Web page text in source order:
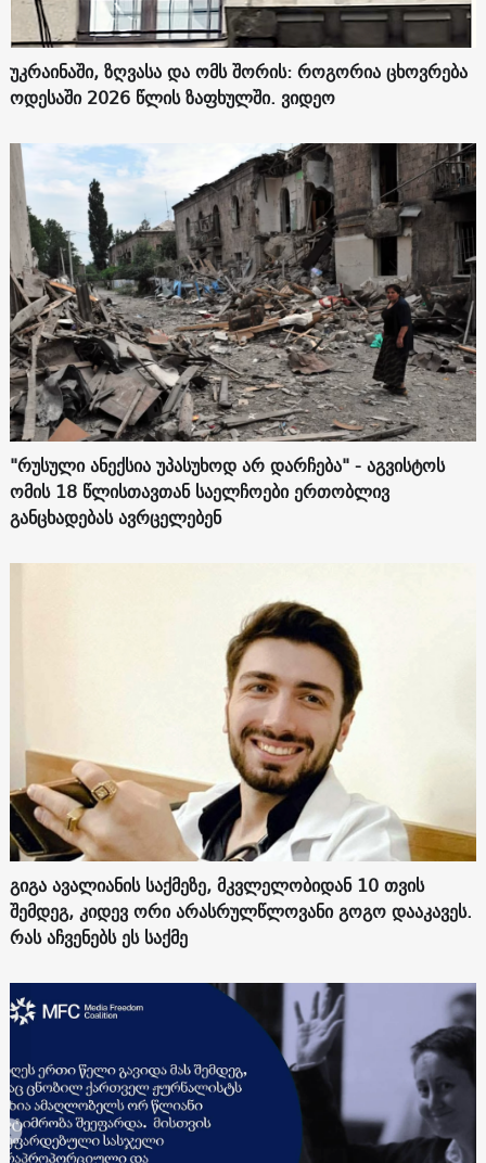
უკრაინაში, ზღვასა და ომს შორის: როგორია ცხოვრება
ოდესაში 2026 წლის ზაფხულში. ვიდეო
"რუსული ანექსია უპასუხოდ არ დარჩება" - აგვისტოს
ომის 18 წლისთავთან საელჩოები ერთობლივ
განცხადებას ავრცელებენ
გიგა ავალიანის საქმეზე, მკვლელობიდან 10 თვის
შემდეგ, კიდევ ორი არასრულწლოვანი გოგო დააკავეს.
რას აჩვენებს ეს საქმე